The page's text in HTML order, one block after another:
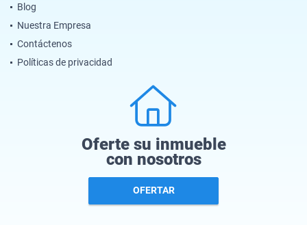
Blog
Nuestra Empresa
Contáctenos
Políticas de privacidad
Oferte su inmueble
con nosotros
OFERTAR